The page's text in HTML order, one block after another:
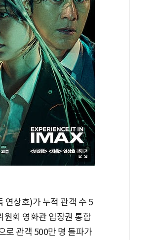
연상호)가 누적 관객 수 5
원회 영화관 입장권 통합
로 관객 500만 명 돌파가